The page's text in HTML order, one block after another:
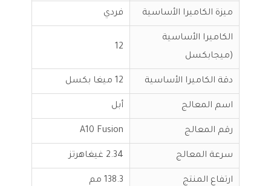
ميزة الكاميرا الأساسية فردي
الكاميرا الأساسية
(ميجابكسل
12
دقة الكاميرا الأساسية 12 ميغا بكسل
اسم المعالج أبل
رقم المعالج A10 Fusion
سرعة المعالج 2.34 غيغاهرتز
ارتفاع المنتج 138.3 مم